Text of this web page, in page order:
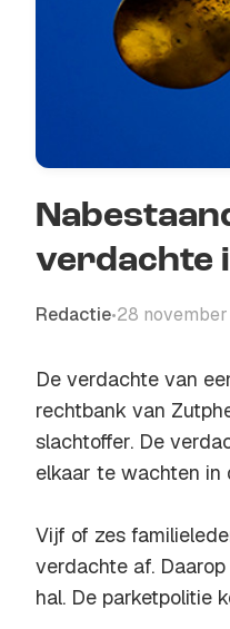
verdachte
Redactie•28 november
De verdachte van
rechtbank van
slachtoffer. De
elkaar te wachten in
Vijf of zes
verdachte af.
hal. De parketpolitie